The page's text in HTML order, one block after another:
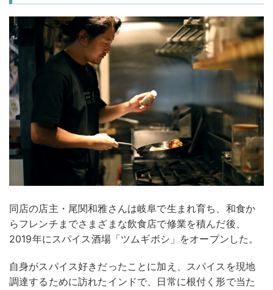
同店の店主・尾関和雅さんは岐阜で生まれ育ち、和食か
らフレンチまでさまざまな飲食店で修業を積んだ後、
2019年にスパイス酒場「ツムギボシ」をオープンした。
自身がスパイス好きだったことに加え、スパイスを現地
調達するために訪れたインドで、日常に根付く形で当た